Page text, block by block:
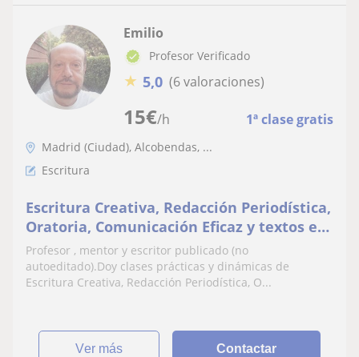
15€/h 1ª clase gratis
Emilio
Profesor Verificado
★ 5,0 (6 valoraciones)
Madrid (Ciudad), Alcobendas, ...
Escritura
Escritura Creativa, Redacción Periodística,
Oratoria, Comunicación Eficaz y textos en
general
Profesor , mentor y escritor publicado (no
autoeditado).Doy clases prácticas y dinámicas de
Escritura Creativa, Redacción Periodística, O...
ver más Contactar